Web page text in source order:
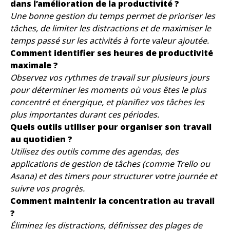
dans l’amélioration de la productivité ?
Une bonne gestion du temps permet de prioriser les
tâches, de limiter les distractions et de maximiser le
temps passé sur les activités à forte valeur ajoutée.
Comment identifier ses heures de productivité
maximale ?
Observez vos rythmes de travail sur plusieurs jours
pour déterminer les moments où vous êtes le plus
concentré et énergique, et planifiez vos tâches les
plus importantes durant ces périodes.
Quels outils utiliser pour organiser son travail
au quotidien ?
Utilisez des outils comme des agendas, des
applications de gestion de tâches (comme Trello ou
Asana) et des timers pour structurer votre journée et
suivre vos progrès.
Comment maintenir la concentration au travail
?
Éliminez les distractions, définissez des plages de